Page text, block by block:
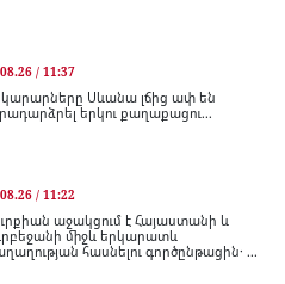
/ 11:37
Սևանա լճից ափ են
երկու քաղաքացու...
/ 11:22
աջակցում է Հայաստանի և
միջև երկարատև
հասնելու գործընթացին․ ...